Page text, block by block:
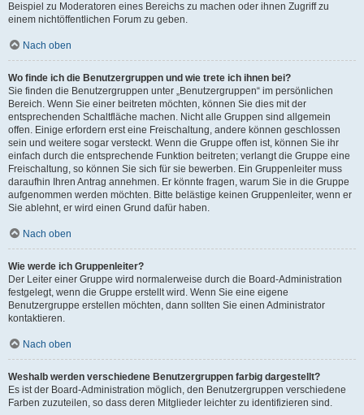
Beispiel zu Moderatoren eines Bereichs zu machen oder ihnen Zugriff zu
einem nichtöffentlichen Forum zu geben.
Nach oben
Wo finde ich die Benutzergruppen und wie trete ich ihnen bei?
Sie finden die Benutzergruppen unter „Benutzergruppen“ im persönlichen
Bereich. Wenn Sie einer beitreten möchten, können Sie dies mit der
entsprechenden Schaltfläche machen. Nicht alle Gruppen sind allgemein
offen. Einige erfordern erst eine Freischaltung, andere können geschlossen
sein und weitere sogar versteckt. Wenn die Gruppe offen ist, können Sie ihr
einfach durch die entsprechende Funktion beitreten; verlangt die Gruppe eine
Freischaltung, so können Sie sich für sie bewerben. Ein Gruppenleiter muss
daraufhin Ihren Antrag annehmen. Er könnte fragen, warum Sie in die Gruppe
aufgenommen werden möchten. Bitte belästige keinen Gruppenleiter, wenn er
Sie ablehnt, er wird einen Grund dafür haben.
Nach oben
Wie werde ich Gruppenleiter?
Der Leiter einer Gruppe wird normalerweise durch die Board-Administration
festgelegt, wenn die Gruppe erstellt wird. Wenn Sie eine eigene
Benutzergruppe erstellen möchten, dann sollten Sie einen Administrator
kontaktieren.
Nach oben
Weshalb werden verschiedene Benutzergruppen farbig dargestellt?
Es ist der Board-Administration möglich, den Benutzergruppen verschiedene
Farben zuzuteilen, so dass deren Mitglieder leichter zu identifizieren sind.